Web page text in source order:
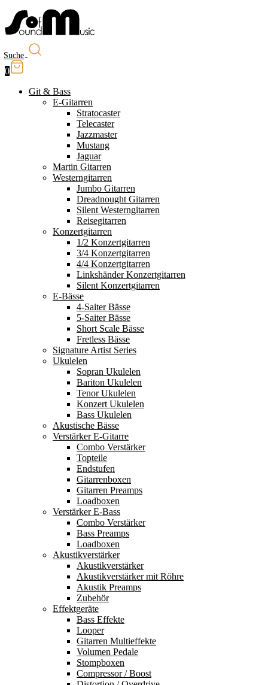
Suche
0
Git & Bass
E-Gitarren
Stratocaster
Telecaster
Jazzmaster
Mustang
Jaguar
Martin Gitarren
Westerngitarren
Jumbo Gitarren
Dreadnought Gitarren
Silent Westerngitarren
Reisegitarren
Konzertgitarren
1/2 Konzertgitarren
3/4 Konzertgitarren
4/4 Konzertgitarren
Linkshänder Konzertgitarren
Silent Konzertgitarren
E-Bässe
4-Saiter Bässe
5-Saiter Bässe
Short Scale Bässe
Fretless Bässe
Signature Artist Series
Ukulelen
Sopran Ukulelen
Bariton Ukulelen
Tenor Ukulelen
Konzert Ukulelen
Bass Ukulelen
Akustische Bässe
Verstärker E-Gitarre
Combo Verstärker
Topteile
Endstufen
Gitarrenboxen
Gitarren Preamps
Loadboxen
Verstärker E-Bass
Combo Verstärker
Bass Preamps
Loadboxen
Akustikverstärker
Akustikverstärker
Akustikverstärker mit Röhre
Akustik Preamps
Zubehör
Effektgeräte
Bass Effekte
Looper
Gitarren Multieffekte
Volumen Pedale
Stompboxen
Compressor / Boost